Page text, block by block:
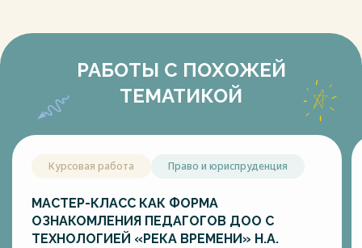
РАБОТЫ С ПОХОЖЕЙ
ТЕМАТИКОЙ
Курсовая работа Право и юриспруденция
МАСТЕР-КЛАСС КАК ФОРМА
ОЗНАКОМЛЕНИЯ ПЕДАГОГОВ ДОО С
ТЕХНОЛОГИЕЙ «РЕКА ВРЕМЕНИ» Н.А.